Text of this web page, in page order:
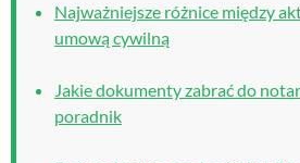
Najważniejsze różnice między
umową cywilną
Jakie dokumenty zabrać do
poradnik